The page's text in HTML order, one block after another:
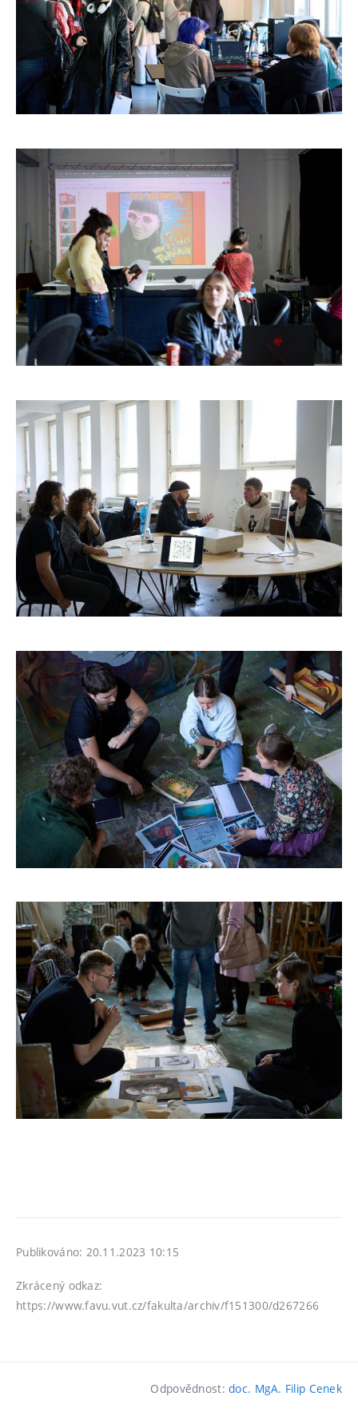
Publikováno: 20.11.2023 10:15
Zkrácený odkaz:
https://www.favu.vut.cz/fakulta/archiv/f151300/d267266
Odpovědnost:doc. MgA. Filip Cenek